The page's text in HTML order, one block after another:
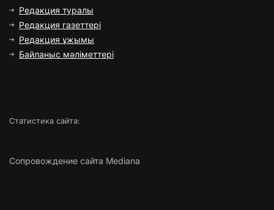
Редакция туралы
Редакция газеттері
Редакция ұжымы
Байланыс мәліметтері
Статистика сайта:
Сопровождение сайта Mediana